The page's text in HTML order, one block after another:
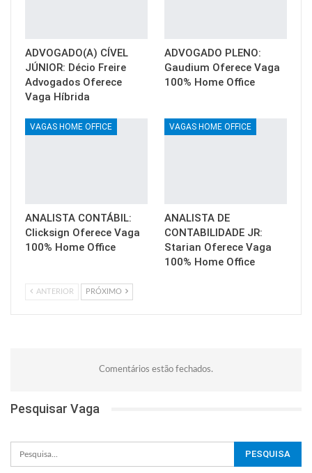
ADVOGADO(A) CÍVEL
JÚNIOR: Décio Freire
Advogados Oferece
Vaga Híbrida
ADVOGADO PLENO:
Gaudium Oferece Vaga
100% Home Office
VAGAS HOME OFFICE
ANALISTA CONTÁBIL:
Clicksign Oferece Vaga
100% Home Office
VAGAS HOME OFFICE
ANALISTA DE
CONTABILIDADE JR:
Starian Oferece Vaga
100% Home Office
ANTERIOR PRÓXIMO
Comentários estão fechados.
Pesquisar Vaga